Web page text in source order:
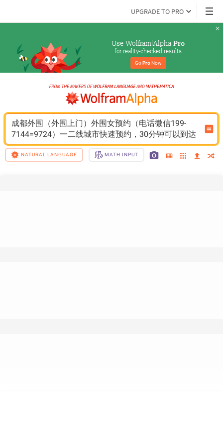
UPGRADE TO PRO
Use Wolfram|Alpha Pro
for reality-checked results
Go Pro Now
成都外围（外围上门）外围女预约（电话微信199-
7144=9724）一二线城市快速预约，30分钟可以到达
NATURAL LANGUAGE MATH INPUT